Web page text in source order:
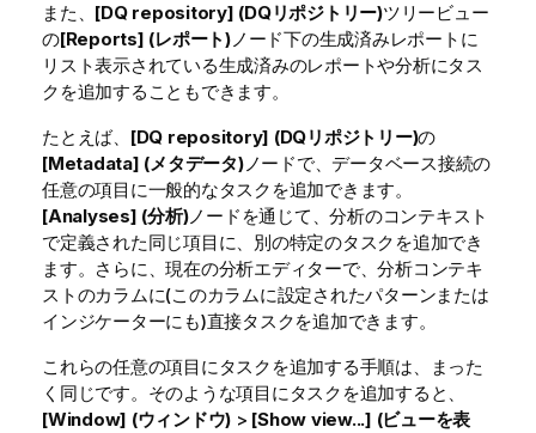
また、 [DQ repository] (DQリポジトリー)ツリービュー
の[Reports] (レポート)ノード下の生成済みレポートに
リスト表示されている生成済みのレポートや分析にタス
クを追加することもできます。
たとえば、 [DQ repository] (DQリポジトリー)の
[Metadata] (メタデータ)ノードで、データベース接続の
任意の項目に一般的なタスクを追加できます。
[Analyses] (分析)ノードを通じて、分析のコンテキスト
で定義された同じ項目に、別の特定のタスクを追加でき
ます。さらに、現在の分析エディターで、分析コンテキ
ストのカラムに(このカラムに設定されたパターンまたは
インジケーターにも)直接タスクを追加できます。
これらの任意の項目にタスクを追加する手順は、まった
く同じです。そのような項目にタスクを追加すると、
[Window] (ウィンドウ) > [Show view...] (ビューを表